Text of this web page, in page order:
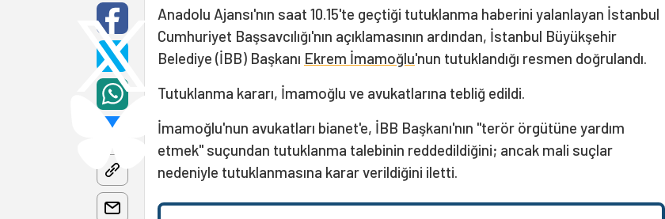
Anadolu Ajansı'nın saat 10.15'te geçtiği tutuklanma haberini yalanlayan İstanbul
Cumhuriyet Başsavcılığı'nın açıklamasının ardından, İstanbul Büyükşehir
Belediye (İBB) Başkanı Ekrem İmamoğlu'nun tutuklandığı resmen doğrulandı.
Tutuklanma kararı, İmamoğlu ve avukatlarına tebliğ edildi.
İmamoğlu'nun avukatları bianet'e, İBB Başkanı'nın "terör örgütüne yardım
etmek" suçundan tutuklanma talebinin reddedildiğini; ancak mali suçlar
nedeniyle tutuklanmasına karar verildiğini iletti.